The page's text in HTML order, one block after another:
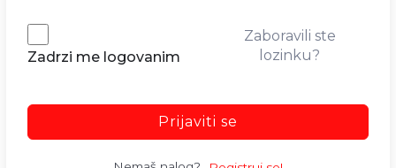
Zadrzi me logovanim
Zaboravili ste
lozinku?
Prijaviti se